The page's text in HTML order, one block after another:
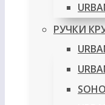
РУЧКИ
SOHO